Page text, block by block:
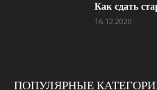
Как сдать
16.12.2020
ПОПУЛЯРНЫЕ